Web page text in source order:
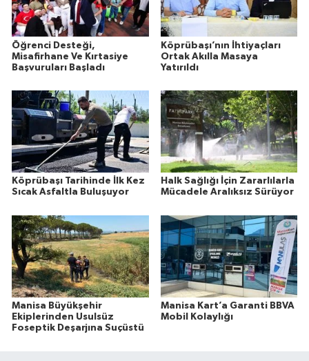
Öğrenci Desteği,
Misafirhane Ve Kırtasiye
Başvuruları Başladı
Köprübaşı’nın İhtiyaçları
Ortak Akılla Masaya
Yatırıldı
Köprübaşı Tarihinde İlk Kez
Sıcak Asfaltla Buluşuyor
Halk Sağlığı İçin Zararlılarla
Mücadele Aralıksız Sürüyor
Manisa Büyükşehir
Ekiplerinden Usulsüz
Foseptik Deşarjına Suçüstü
Manisa Kart’a Garanti BBVA
Mobil Kolaylığı